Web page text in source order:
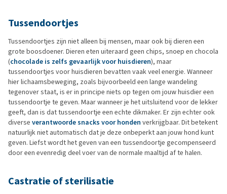
Tussendoortjes
Tussendoortjes zijn niet alleen bij mensen, maar ook bij dieren een
grote boosdoener. Dieren eten uiteraard geen chips, snoep en chocola
(chocolade is zelfs gevaarlijk voor huisdieren), maar
tussendoortjes voor huisdieren bevatten vaak veel energie. Wanneer
hier lichaamsbeweging, zoals bijvoorbeeld een lange wandeling
tegenover staat, is er in principe niets op tegen om jouw huisdier een
tussendoortje te geven. Maar wanneer je het uitsluitend voor de lekker
geeft, dan is dat tussendoortje een echte dikmaker. Er zijn echter ook
diverse verantwoorde snacks voor honden verkrijgbaar. Dit betekent
natuurlijk niet automatisch dat je deze onbeperkt aan jouw hond kunt
geven. Liefst wordt het geven van een tussendoortje gecompenseerd
door een evenredig deel voer van de normale maaltijd af te halen.
Castratie of sterilisatie